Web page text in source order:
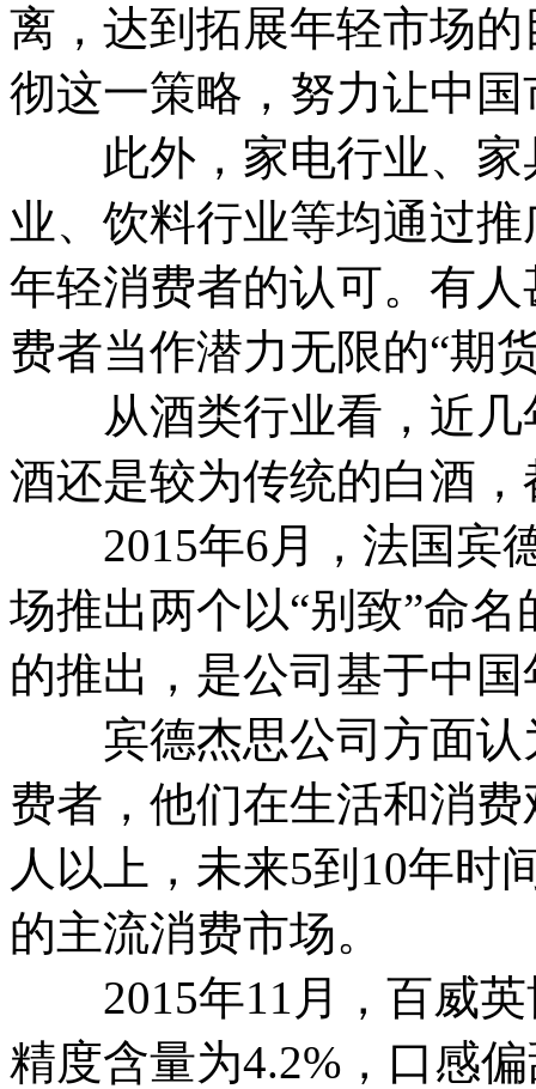
离，达到拓展年轻市场
彻这一策略，努力让中
此外，家电行业、家
业、饮料行业等均通过
年轻消费者的认可。有
费者当作潜力无限的“期
从酒类行业看，近几
酒还是较为传统的白酒
2015年6月，法国宾
场推出两个以“别致”命
的推出，是公司基于中
宾德杰思公司方面认
费者，他们在生活和消
人以上，未来5到10年时
的主流消费市场。
2015年11月，百威英
精度含量为4.2%，口感